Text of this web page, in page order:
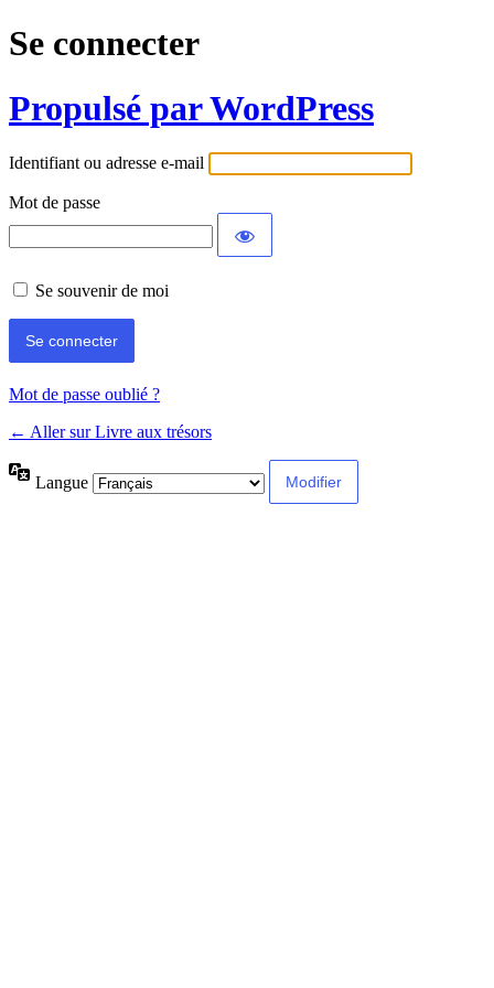
Se connecter
Propulsé par WordPress
Identifiant ou adresse e-mail
Mot de passe
Se souvenir de moi
Mot de passe oublié ?
← Aller sur Livre aux trésors
Langue